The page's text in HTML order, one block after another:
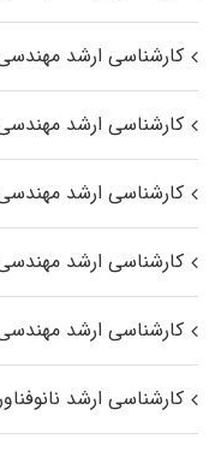
کارشناسی ارشد
کارشناسی ارشد
کارشناسی ارشد
کارشناسی ارشد
کارشناسی ارشد
کارشناسی ارشد